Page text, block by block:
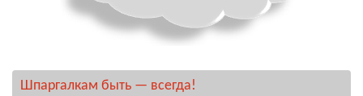
Шпаргалкам быть — всегда!